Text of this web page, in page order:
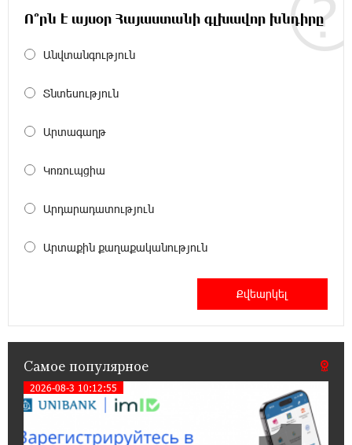
12:17:04 23-07-2026
Против кого вооружается Азербайджан?
Аршак Карапетян
12:04:45 23-07-2026
Вайка установлена солнечная
Новые финансовые навыки на «Давидбекских
Кругом война. А вас вводят в заблуждение.
Центр продаж и обслуживания Ucom в
Егварде возобновил работу по новому адресу
— ул. Ереванян, 3/47
15:44:07 17-07-2026
Ո՞րն է այսօր Հայաստանի գլխավոր խնդիրը
Անվտանգություն
Տնտեսություն
Արտագաղթ
Կոռուպցիա
Արդարադատություն
Արտաքին քաղաքականություն
Самое популярное
2026-08-3 10:12:55